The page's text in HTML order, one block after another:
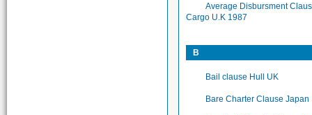
Average Disbursment
Cargo U.K 1987
B
Bail clause Hull UK
Bare Charter Clause Japan